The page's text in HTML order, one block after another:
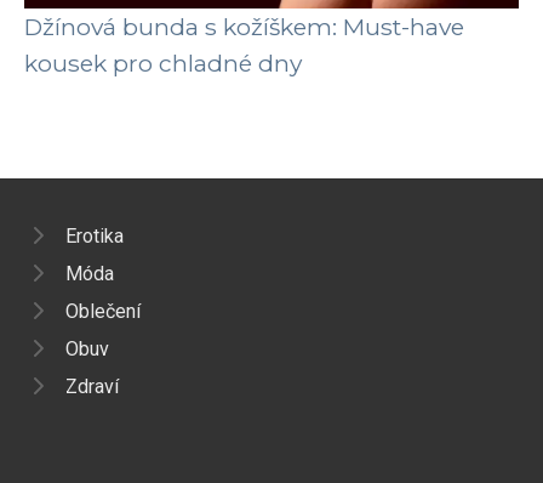
Džínová bunda s kožíškem: Must-have
kousek pro chladné dny
Erotika
Móda
Oblečení
Obuv
Zdraví